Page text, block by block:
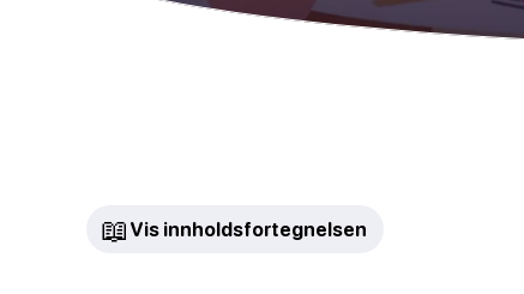
📖 Vis innholdsfortegnelsen